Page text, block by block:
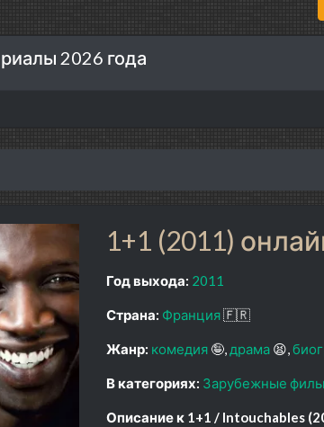
2026 года
1+1 (2011)
Год выхода: 2011
Страна: Франция🇫🇷
Жанр: комедия 🤪 драма 😫
В категориях: Зарубежные
Описание к 1+1 / Intouchables